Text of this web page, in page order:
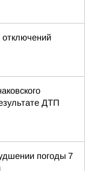
отключений
ДТП
погоды 7